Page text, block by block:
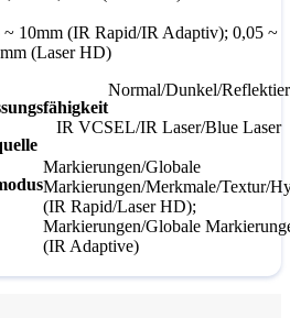
~ 10mm (IR Rapid/IR Adaptiv); 0,05 ~
(Laser HD)
Normal/Dunkel/
IR VCSEL/IR Laser/Blue Laser
Markierungen/Globale
Markierungen/Merkmale/Textur/
(IR Rapid/Laser HD);
Markierungen/Globale
(IR Adaptive)